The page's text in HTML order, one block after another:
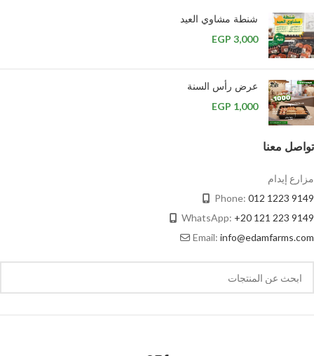
شنطة مشاوي العيد
EGP 3,000
عرض رأس السنة
EGP 1,000
تواصل معنا
مزارع إيدام
Phone: 012 1223 9149
WhatsApp: +20 121 223 9149
Email: info@edamfarms.com